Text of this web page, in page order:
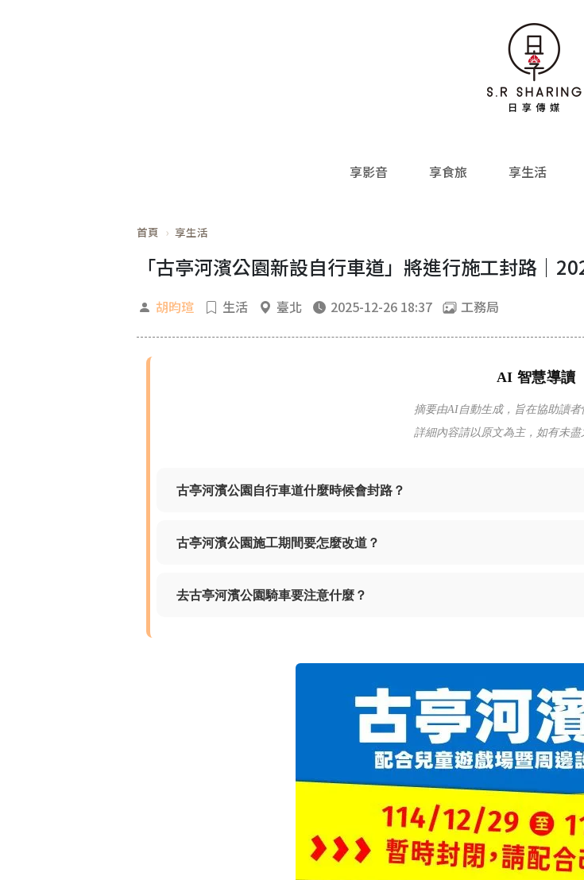
享影音 享食旅 享生活
首頁 享生活
「古亭河濱公園新設自行車道」將進行施工封路｜
胡昀瑄 生活 臺北 2025-12-26 18:37 工務局
AI 智慧導讀
摘要由AI自動生成，旨在協助讀者
詳細內容請以原文為主，如有未盡
古亭河濱公園自行車道什麼時候會封路？
古亭河濱公園施工期間要怎麼改道？
去古亭河濱公園騎車要注意什麼？